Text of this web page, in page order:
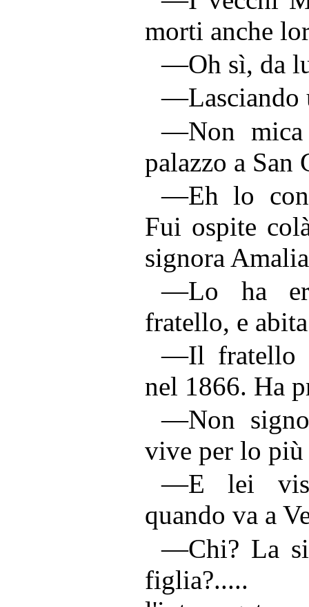
morti anche
—Oh sì, da
—Lasciando
—Non
palazzo a San
—Eh lo
Fui ospite
signora
—Lo ha
fratello, e
—Il fratello
nel 1866. Ha
—Non
vive per lo più
—E lei
quando va a
—Chi? La
figlia?.....